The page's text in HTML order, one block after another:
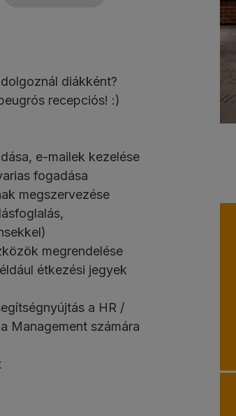
diákként?
recepciós! :)
e-mailek kezelése
fogadása
megszervezése
megrendelése
étkezési jegyek
a HR /
Management számára